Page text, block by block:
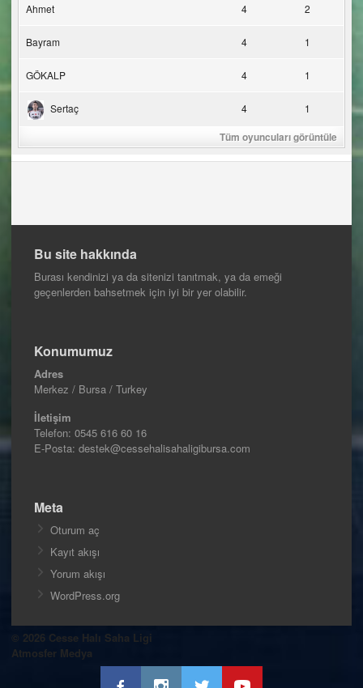
Ahmet 4 2
Bayram 4 1
GÖKALP 4 1
Sertaç 4 1
Tüm oyuncuları görüntüle
Bu site hakkında
Burası kendinizi ya da sitenizi tanıtmak, ya da emeği
geçenlerden bahsetmek için iyi bir yer olabilir.
Konumumuz
Adres
Merkez / Bursa / Turkey
İletişim
Telefon: 0545 616 60 16
E-Posta: destek@cessehalisahaligibursa.com
Meta
Oturum aç
Kayıt akışı
Yorum akışı
WordPress.org
© 2026 Cesse Halı Saha Ligi
Atmosfer Medya